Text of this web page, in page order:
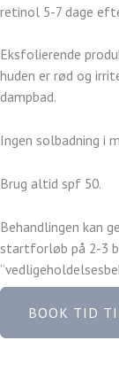
retinol 5-7 dage
Eksfolierende
huden er rød og
dampbad.
Ingen solbadning i
Brug altid spf 50.
Behandlingen kan
startforløb på 2-3
BOOK TID